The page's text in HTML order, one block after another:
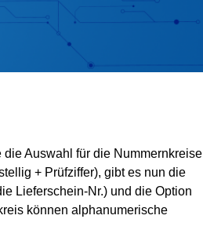
Auswahl für die Nummernkreise
+ Prüfziffer), gibt es nun die
Lieferschein-Nr.) und die Option
können alphanumerische